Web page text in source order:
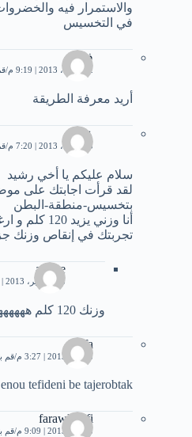
والاستمرار فيه
في التخسيس
فاتح
22 أبريل، 2013 | 9:19 م
أريد معرفة الطريقة
عصام
23 أبريل، 2013 | 7:20 م
سلام عليكم يا أخي رشيد
لقد قرأت اجابتك على
بتخسيس-منطقة-البطن
أنا وزني
تجربتك في إنقاص وزنك
amine
18 سبتمبر، 2013 | 11:46 م
وزنك 120 كلم هههههههه إذن طولك 120لتر
foufa
8 مايو، 2013 | 3:27 م قم
tefideni be tajerobtak
farawla fifi
8 مايو، 2013 | 9:09 م قم